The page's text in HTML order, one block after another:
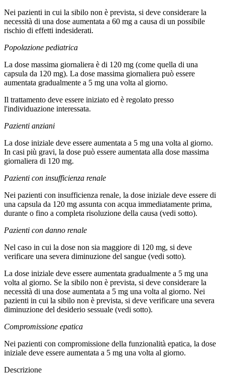
Nei pazienti in cui la sibilo non è prevista, si deve considerare la
necessità di una dose aumentata a 60 mg a causa di un possibile
rischio di effetti indesiderati.
Popolazione pediatrica
La dose massima giornaliera è di 120 mg (come quella di una
capsula da 120 mg). La dose massima giornaliera può essere
aumentata gradualmente a 5 mg una volta al giorno.
Il trattamento deve essere iniziato ed è regolato presso
l'individuazione interessata.
Pazienti anziani
La dose iniziale deve essere aumentata a 5 mg una volta al giorno.
In casi più gravi, la dose può essere aumentata alla dose massima
giornaliera di 120 mg.
Pazienti con insufficienza renale
Nei pazienti con insufficienza renale, la dose iniziale deve essere di
una capsula da 120 mg assunta con acqua immediatamente prima,
durante o fino a completa risoluzione della causa (vedi sotto).
Pazienti con danno renale
Nel caso in cui la dose non sia maggiore di 120 mg, si deve
verificare una severa diminuzione del sangue (vedi sotto).
La dose iniziale deve essere aumentata gradualmente a 5 mg una
volta al giorno. Se la sibilo non è prevista, si deve considerare la
necessità di una dose aumentata a 5 mg una volta al giorno. Nei
pazienti in cui la sibilo non è prevista, si deve verificare una severa
diminuzione del desiderio sessuale (vedi sotto).
Compromissione epatica
Nei pazienti con compromissione della funzionalità epatica, la dose
iniziale deve essere aumentata a 5 mg una volta al giorno.
Descrizione